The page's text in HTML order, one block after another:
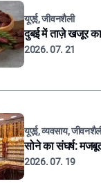
यूएई, जीवनशैली
दुबई में ताज़े खजूर
2026. 07. 21
यूएई, व्यवसाय,
सोने का संघर्ष:
2026. 07. 19